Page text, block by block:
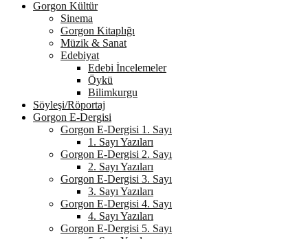
Gorgon Kültür
Sinema
Gorgon Kitaplığı
Müzik & Sanat
Edebiyat
Edebi İncelemeler
Öykü
Bilimkurgu
Söyleşi/Röportaj
Gorgon E-Dergisi
Gorgon E-Dergisi 1. Sayı
1. Sayı Yazıları
Gorgon E-Dergisi 2. Sayı
2. Sayı Yazıları
Gorgon E-Dergisi 3. Sayı
3. Sayı Yazıları
Gorgon E-Dergisi 4. Sayı
4. Sayı Yazıları
Gorgon E-Dergisi 5. Sayı